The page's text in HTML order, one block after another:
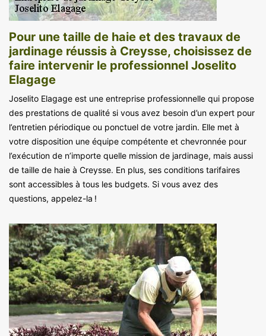
Pour une taille de haie et des travaux de
jardinage réussis à Creysse, choisissez de
faire intervenir le professionnel Joselito
Elagage
Joselito Elagage est une entreprise professionnelle qui propose
des prestations de qualité si vous avez besoin d’un expert pour
l’entretien périodique ou ponctuel de votre jardin. Elle met à
votre disposition une équipe compétente et chevronnée pour
l’exécution de n’importe quelle mission de jardinage, mais aussi
de taille de haie à Creysse. En plus, ses conditions tarifaires
sont accessibles à tous les budgets. Si vous avez des
questions, appelez-la !